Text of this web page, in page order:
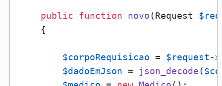
public function novo(Request
{
$corpoRequisicao = $request ->
$dadoEmJson = json_decode(